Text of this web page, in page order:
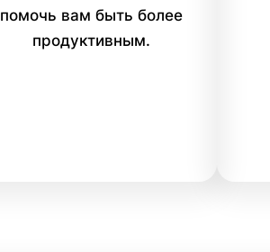
помочь вам быть более
продуктивным.